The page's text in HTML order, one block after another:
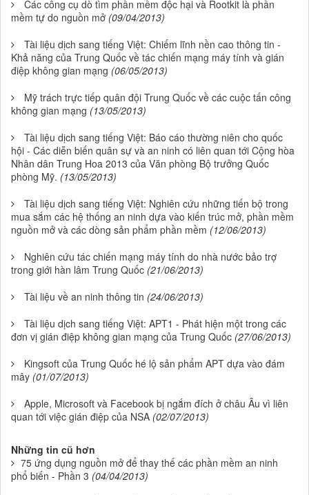
Các công cụ dò tìm phần mềm độc hại và Rootkit là phần
mềm tự do nguồn mở (09/04/2013)
Tài liệu dịch sang tiếng Việt: Chiếm lĩnh nền cao thông tin -
Khả năng của Trung Quốc về tác chiến mạng máy tính và gián
điệp không gian mạng (06/05/2013)
Mỹ trách trực tiếp quân đội Trung Quốc về các cuộc tấn công
không gian mạng (13/05/2013)
Tài liệu dịch sang tiếng Việt: Báo cáo thường niên cho quốc
hội - Các diễn biến quân sự và an ninh có liên quan tới Cộng hòa
Nhân dân Trung Hoa 2013 của Văn phòng Bộ trưởng Quốc
phòng Mỹ. (13/05/2013)
Tài liệu dịch sang tiếng Việt: Nghiên cứu những tiến bộ trong
mua sắm các hệ thống an ninh dựa vào kiến trúc mở, phần mềm
nguồn mở và các dòng sản phẩm phần mềm (12/06/2013)
Nghiên cứu tác chiến mạng máy tính do nhà nước bảo trợ
trong giới hàn lâm Trung Quốc (21/06/2013)
Tài liệu về an ninh thông tin (24/06/2013)
Tài liệu dịch sang tiếng Việt: APT1 - Phát hiện một trong các
đơn vị gián điệp không gian mạng của Trung Quốc (27/06/2013)
Kingsoft của Trung Quốc hé lộ sản phẩm APT dựa vào đám
mây (01/07/2013)
Apple, Microsoft và Facebook bị ngắm đích ở châu Âu vì liên
quan tới việc gián điệp của NSA (02/07/2013)
Những tin cũ hơn
75 ứng dụng nguồn mở để thay thế các phần mềm an ninh
phổ biến - Phần 3 (04/04/2013)